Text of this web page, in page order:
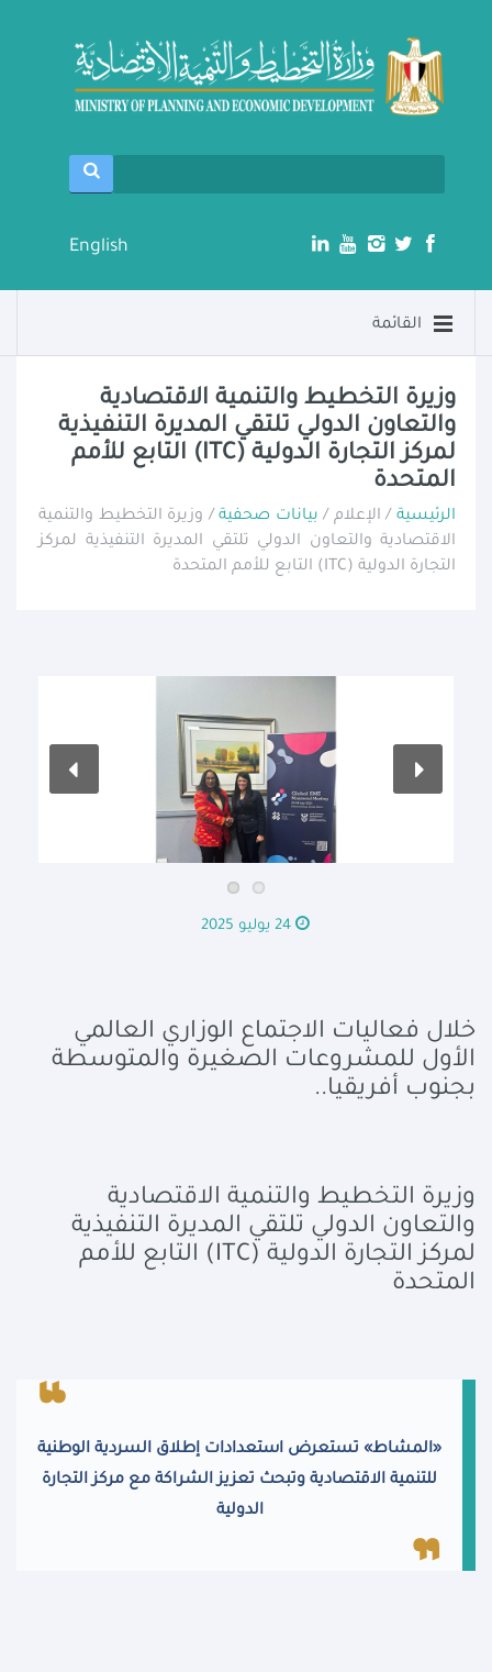
English
القائمة
وزيرة التخطيط والتنمية الاقتصادية
والتعاون الدولي تلتقي المديرة التنفيذية
لمركز التجارة الدولية (ITC) التابع للأمم
المتحدة
الرئيسية/ الإعلام / بيانات صحفية/ وزيرة التخطيط والتنمية
الاقتصادية والتعاون الدولي تلتقي المديرة التنفيذية لمركز
التجارة الدولية (ITC) التابع للأمم المتحدة
24 يوليو 2025
خلال فعاليات الاجتماع الوزاري العالمي
الأول للمشروعات الصغيرة والمتوسطة
بجنوب أفريقيا..
وزيرة التخطيط والتنمية الاقتصادية
والتعاون الدولي تلتقي المديرة التنفيذية
لمركز التجارة الدولية (ITC) التابع للأمم
المتحدة
«المشاط» تستعرض استعدادات إطلاق السردية الوطنية
للتنمية الاقتصادية وتبحث تعزيز الشراكة مع مركز التجارة
الدولية